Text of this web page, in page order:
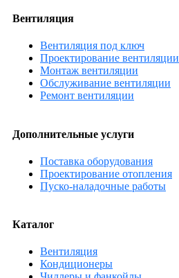
Вентиляция
Вентиляция под ключ
Проектирование вентиляции
Монтаж вентиляции
Обслуживание вентиляции
Ремонт вентиляции
Дополнительные услуги
Поставка оборудования
Проектирование отопления
Пуско-наладочные работы
Каталог
Вентиляция
Кондиционеры